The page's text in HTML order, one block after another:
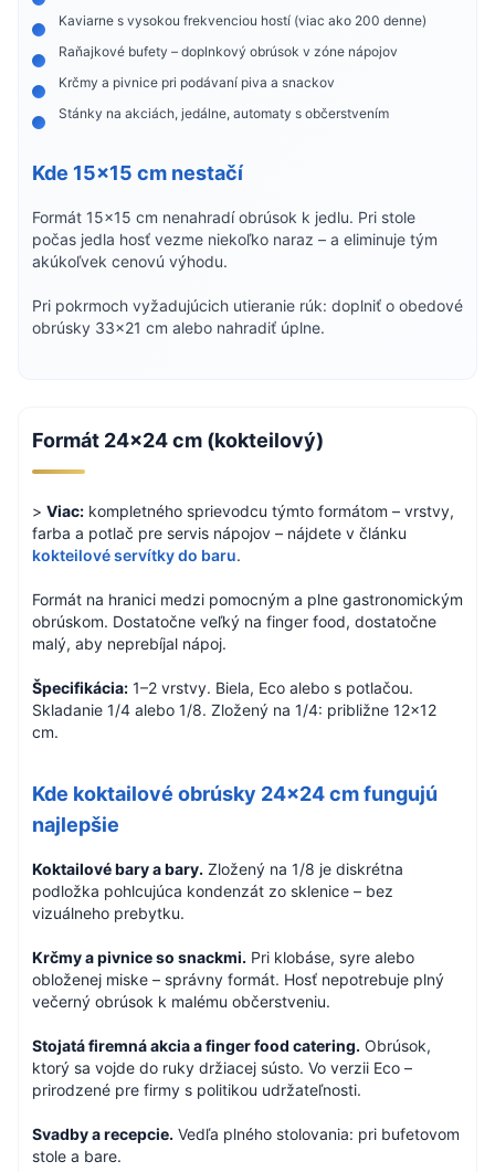
Kaviarne s vysokou frekvenciou hostí (viac ako 200 denne)
Raňajkové bufety – doplnkový obrúsok v zóne nápojov
Krčmy a pivnice pri podávaní piva a snackov
Stánky na akciách, jedálne, automaty s občerstvením
Kde 15×15 cm nestačí
Formát 15×15 cm nenahradí obrúsok k jedlu. Pri stole
počas jedla hosť vezme niekoľko naraz – a eliminuje tým
akúkoľvek cenovú výhodu.
Pri pokrmoch vyžadujúcich utieranie rúk: doplniť o obedové
obrúsky 33×21 cm alebo nahradiť úplne.
Formát 24×24 cm (kokteilový)
> Viac: kompletného sprievodcu týmto formátom – vrstvy,
farba a potlač pre servis nápojov – nájdete v článku
kokteilové servítky do baru.
Formát na hranici medzi pomocným a plne gastronomickým
obrúskom. Dostatočne veľký na finger food, dostatočne
malý, aby neprebíjal nápoj.
Špecifikácia: 1–2 vrstvy. Biela, Eco alebo s potlačou.
Skladanie 1/4 alebo 1/8. Zložený na 1/4: približne 12×12
cm.
Kde koktailové obrúsky 24×24 cm fungujú
najlepšie
Koktailové bary a bary. Zložený na 1/8 je diskrétna
podložka pohlcujúca kondenzát zo sklenice – bez
vizuálneho prebytku.
Krčmy a pivnice so snackmi. Pri klobáse, syre alebo
obloženej miske – správny formát. Hosť nepotrebuje plný
večerný obrúsok k malému občerstveniu.
Stojatá firemná akcia a finger food catering. Obrúsok,
ktorý sa vojde do ruky držiacej sústo. Vo verzii Eco –
prirodzené pre firmy s politikou udržateľnosti.
Svadby a recepcie. Vedľa plného stolovania: pri bufetovom
stole a bare.